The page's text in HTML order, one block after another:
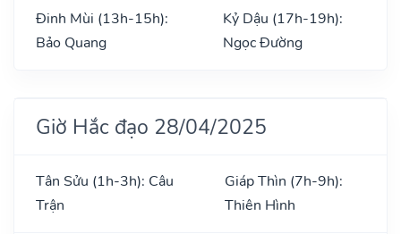
Đinh Mùi (13h-15h):
Bảo Quang
Kỷ Dậu (17h-19h):
Ngọc Đường
Giờ Hắc đạo 28/04/2025
Tân Sửu (1h-3h): Câu
Trận
Giáp Thìn (7h-9h):
Thiên Hình